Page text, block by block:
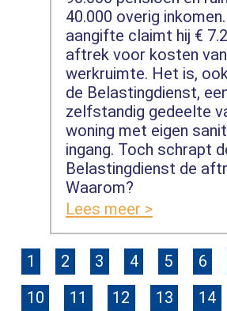
40.000 overig
aangifte claimt hij €
aftrek voor kosten
werkruimte. Het is,
de Belastingdienst,
zelfstandig gedeelte
woning met eigen
ingang. Toch schrapt
Belastingdienst de
Waarom?
Lees meer >
1 2 3 4 5 6
10
11 12 13 14